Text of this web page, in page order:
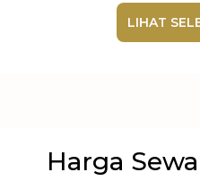
LIHAT
Harga